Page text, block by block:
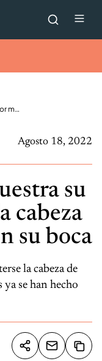
Gran danés demuestra su amor metiendo la cabeza de otros perros en su boca
Agosto 18, 2022
su
cabeza
su boca
la cabeza de
se han hecho
Compartir